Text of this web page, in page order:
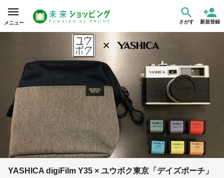
メニュー さがす 新規登録
YASHICA digiFilm Y35 × ユウボク東京「デイズポーチ」